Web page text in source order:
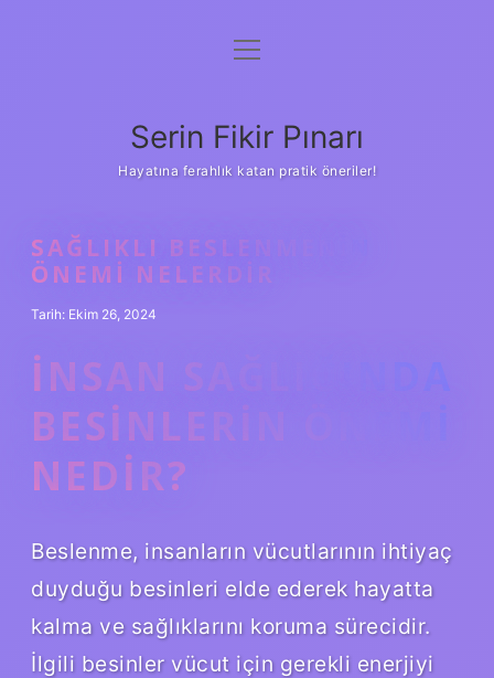
Gizlilik Politikası
Yasal Uyarı
menüyü
Serin Fikir Pınarı
Hayatına ferahlık katan pratik öneriler!
SAĞLIKLI BESLENMENIN
ÖNEMI NELERDIR
Tarih: Ekim 26, 2024
İNSAN SAĞLIĞINDA
BESINLERIN ÖNEMI
NEDIR?
Beslenme, insanların vücutlarının ihtiyaç
duyduğu besinleri elde ederek hayatta
kalma ve sağlıklarını koruma sürecidir.
İlgili besinler vücut için gerekli enerjiyi